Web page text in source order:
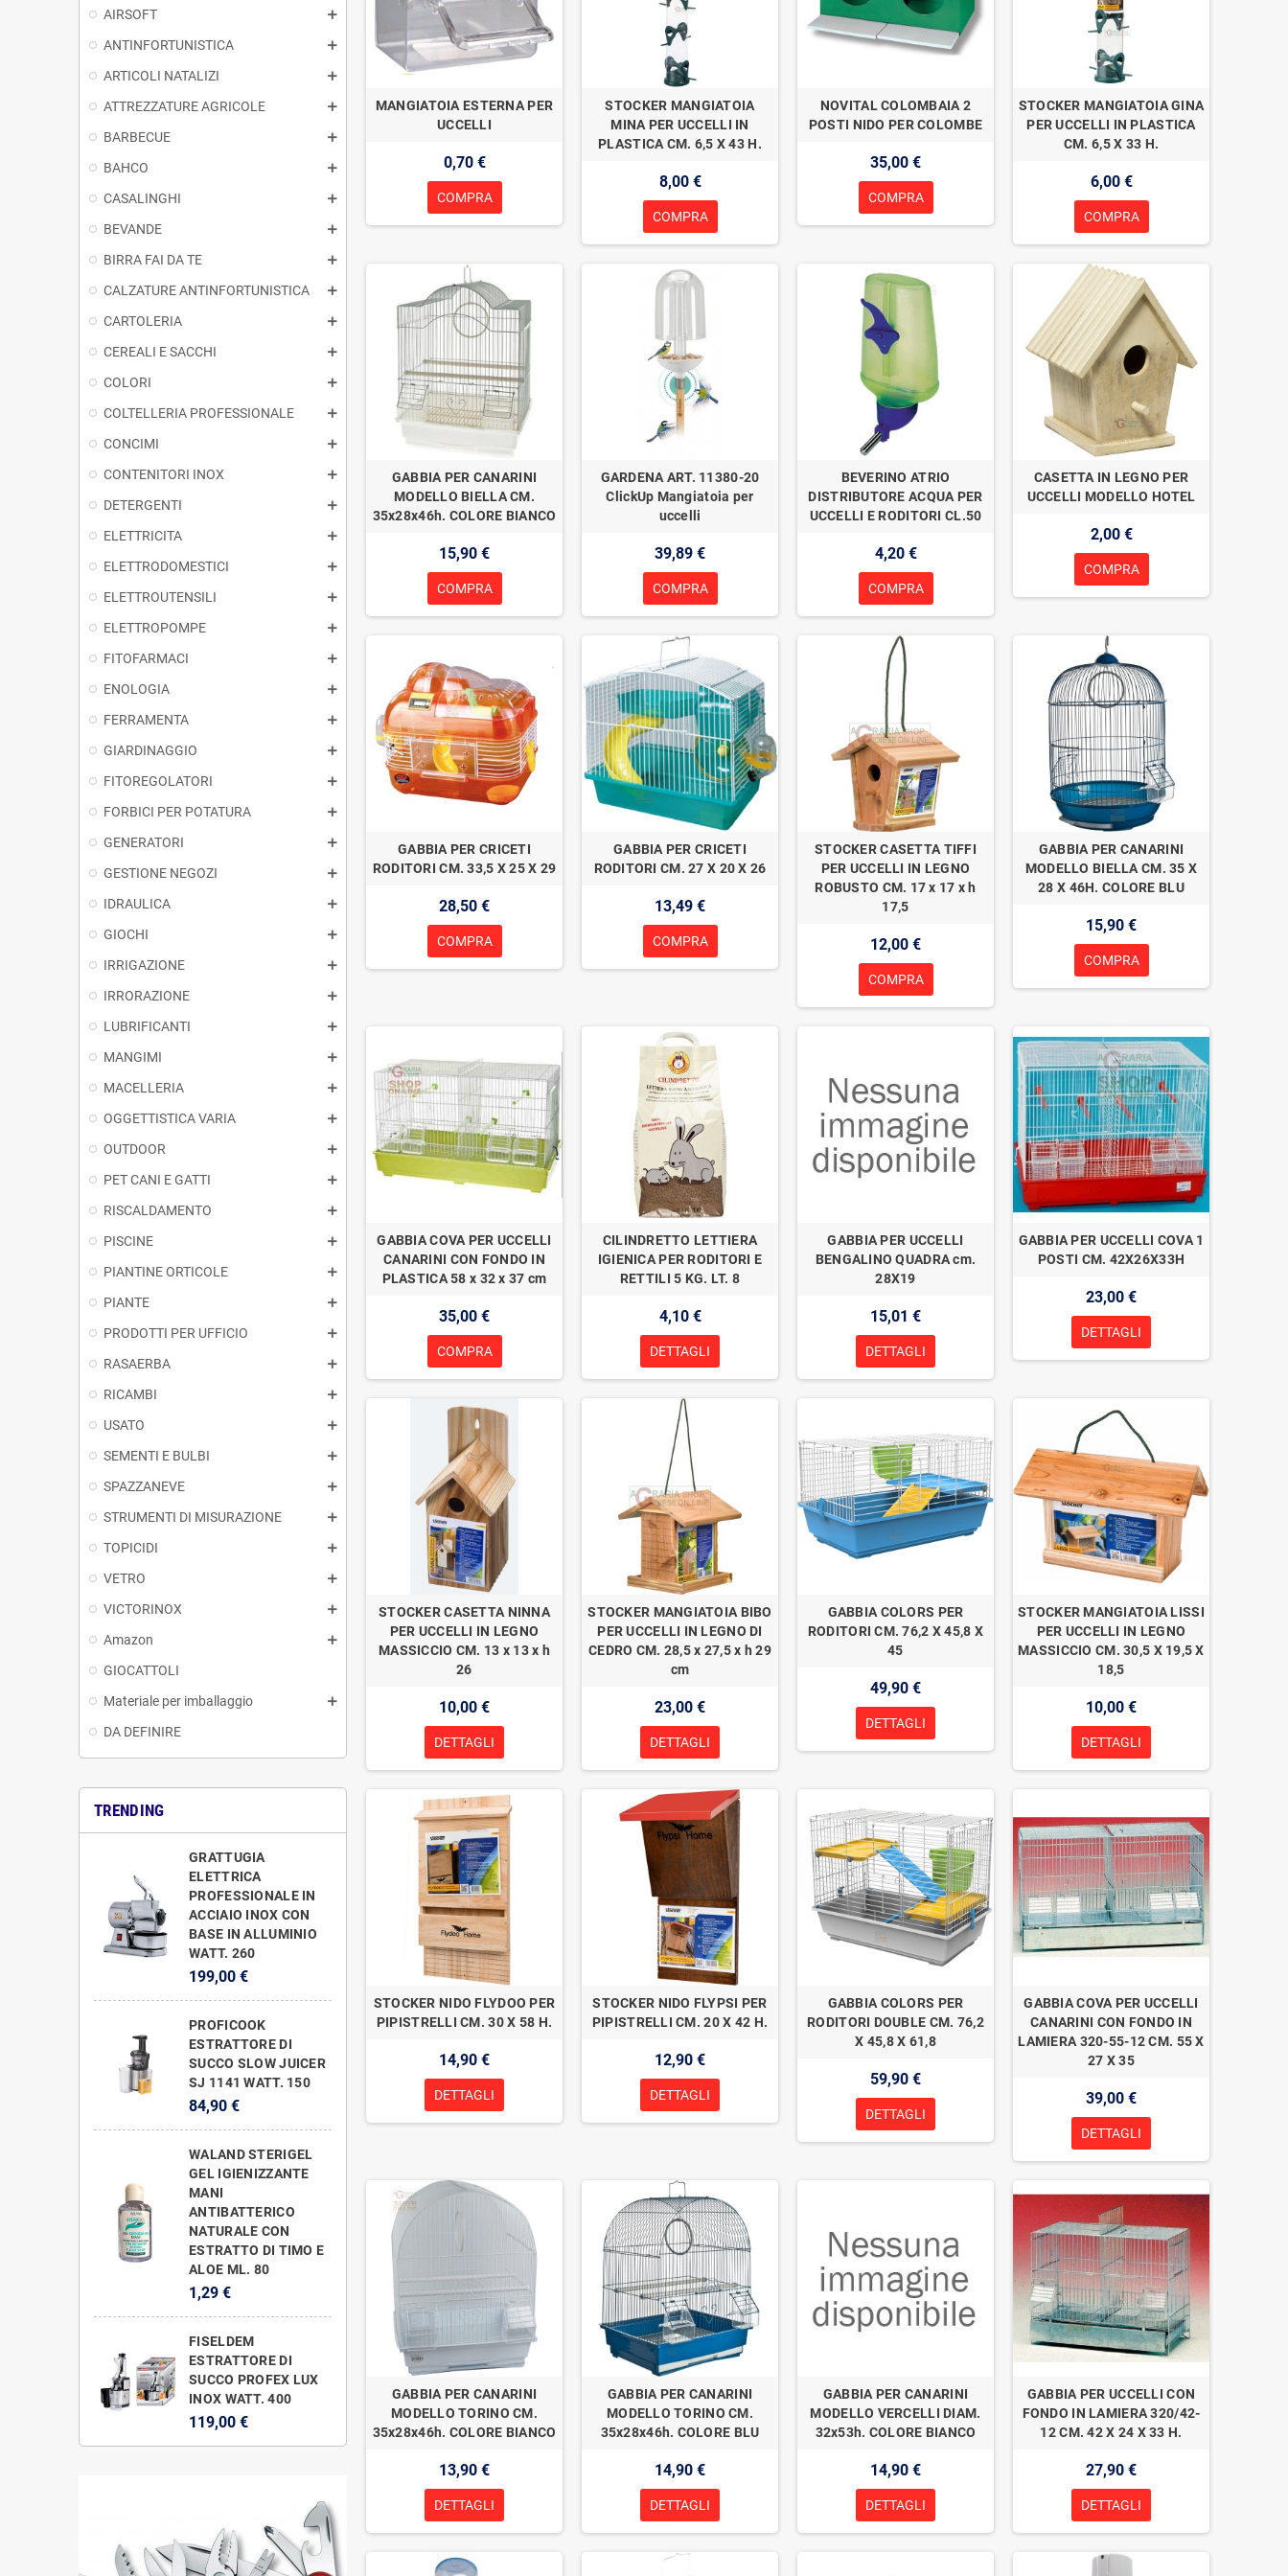
AIRSOFT
ANTINFORTUNISTICA
ARTICOLI NATALIZI
ATTREZZATURE AGRICOLE
BARBECUE
BAHCO
CASALINGHI
BEVANDE
BIRRA FAI DA TE
CALZATURE ANTINFORTUNISTICA
CARTOLERIA
CEREALI E SACCHI
COLORI
COLTELLERIA PROFESSIONALE
CONCIMI
CONTENITORI INOX
DETERGENTI
ELETTRICITA
ELETTRODOMESTICI
ELETTROUTENSILI
ELETTROPOMPE
FITOFARMACI
ENOLOGIA
FERRAMENTA
GIARDINAGGIO
FITOREGOLATORI
FORBICI PER POTATURA
GENERATORI
GESTIONE NEGOZI
IDRAULICA
GIOCHI
IRRIGAZIONE
IRRORAZIONE
LUBRIFICANTI
MANGIMI
MACELLERIA
OGGETTISTICA VARIA
OUTDOOR
PET CANI E GATTI
RISCALDAMENTO
PISCINE
PIANTINE ORTICOLE
PIANTE
PRODOTTI PER UFFICIO
RASAERBA
RICAMBI
USATO
SEMENTI E BULBI
SPAZZANEVE
STRUMENTI DI MISURAZIONE
TOPICIDI
VETRO
VICTORINOX
Amazon
GIOCATTOLI
Materiale per imballaggio
DA DEFINIRE
TRENDING
GRATTUGIA
ELETTRICA
PROFESSIONALE IN
ACCIAIO INOX CON
BASE IN ALLUMINIO
WATT. 260
199,00 €
PROFICOOK
ESTRATTORE DI
SUCCO SLOW JUICER
SJ 1141 WATT. 150
84,90 €
WALAND STERIGEL
GEL IGIENIZZANTE
MANI
ANTIBATTERICO
NATURALE CON
ESTRATTO DI TIMO E
ALOE ML. 80
1,29 €
FISELDEM
ESTRATTORE DI
SUCCO PROFEX LUX
INOX WATT. 400
119,00 €
MANGIATOIA ESTERNA PER
UCCELLI
0,70 €
COMPRA
STOCKER MANGIATOIA
MINA PER UCCELLI IN
PLASTICA CM. 6,5 X 43 H.
8,00 €
COMPRA
NOVITAL COLOMBAIA 2
POSTI NIDO PER COLOMBE
35,00 €
COMPRA
STOCKER MANGIATOIA GINA
PER UCCELLI IN PLASTICA
CM. 6,5 X 33 H.
6,00 €
COMPRA
GABBIA PER CANARINI
MODELLO BIELLA CM.
35x28x46h. COLORE BIANCO
15,90 €
COMPRA
GARDENA ART. 11380-20
ClickUp Mangiatoia per
uccelli
39,89 €
COMPRA
BEVERINO ATRIO
DISTRIBUTORE ACQUA PER
UCCELLI E RODITORI CL.50
4,20 €
COMPRA
CASETTA IN LEGNO PER
UCCELLI MODELLO HOTEL
2,00 €
COMPRA
GABBIA PER CRICETI
RODITORI CM. 33,5 X 25 X 29
28,50 €
COMPRA
GABBIA PER CRICETI
RODITORI CM. 27 X 20 X 26
13,49 €
COMPRA
STOCKER CASETTA TIFFI
PER UCCELLI IN LEGNO
ROBUSTO CM. 17 x 17 x h
17,5
12,00 €
COMPRA
GABBIA PER CANARINI
MODELLO BIELLA CM. 35 X
28 X 46H. COLORE BLU
15,90 €
COMPRA
GABBIA COVA PER UCCELLI
CANARINI CON FONDO IN
PLASTICA 58 x 32 x 37 cm
35,00 €
COMPRA
CILINDRETTO LETTIERA
IGIENICA PER RODITORI E
RETTILI 5 KG. LT. 8
4,10 €
DETTAGLI
GABBIA PER UCCELLI
BENGALINO QUADRA cm.
28X19
15,01 €
DETTAGLI
GABBIA PER UCCELLI COVA 1
POSTI CM. 42X26X33H
23,00 €
DETTAGLI
STOCKER CASETTA NINNA
PER UCCELLI IN LEGNO
MASSICCIO CM. 13 x 13 x h
26
10,00 €
DETTAGLI
STOCKER MANGIATOIA BIBO
PER UCCELLI IN LEGNO DI
CEDRO CM. 28,5 x 27,5 x h 29
cm
23,00 €
DETTAGLI
GABBIA COLORS PER
RODITORI CM. 76,2 X 45,8 X
45
49,90 €
DETTAGLI
STOCKER MANGIATOIA LISSI
PER UCCELLI IN LEGNO
MASSICCIO CM. 30,5 X 19,5 X
18,5
10,00 €
DETTAGLI
STOCKER NIDO FLYDOO PER
PIPISTRELLI CM. 30 X 58 H.
14,90 €
DETTAGLI
STOCKER NIDO FLYPSI PER
PIPISTRELLI CM. 20 X 42 H.
12,90 €
DETTAGLI
GABBIA COLORS PER
RODITORI DOUBLE CM. 76,2
X 45,8 X 61,8
59,90 €
DETTAGLI
GABBIA COVA PER UCCELLI
CANARINI CON FONDO IN
LAMIERA 320-55-12 CM. 55 X
27 X 35
39,00 €
DETTAGLI
GABBIA PER CANARINI
MODELLO TORINO CM.
35x28x46h. COLORE BIANCO
13,90 €
DETTAGLI
GABBIA PER CANARINI
MODELLO TORINO CM.
35x28x46h. COLORE BLU
14,90 €
DETTAGLI
GABBIA PER CANARINI
MODELLO VERCELLI DIAM.
32x53h. COLORE BIANCO
14,90 €
DETTAGLI
GABBIA PER UCCELLI CON
FONDO IN LAMIERA 320/42-
12 CM. 42 X 24 X 33 H.
27,90 €
DETTAGLI